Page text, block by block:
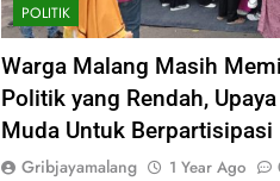
POLITIK
Warga Malang Masih
Politik yang Rendah,
Muda Untuk Berpartisipasi
Gribjayamalang 1 Year Ago